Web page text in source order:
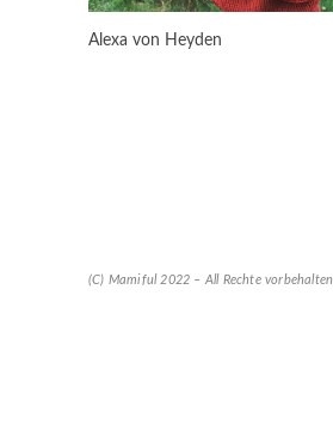
Alexa von Heyden
(C) Mamiful 2022 – All Rechte vorbehalten